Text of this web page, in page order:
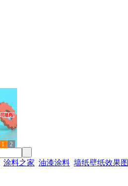
1 2
涂料之家 油漆涂料 墙纸壁纸效果图